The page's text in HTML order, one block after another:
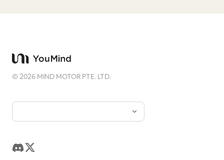
©2026 MIND MOTOR PTE. LTD.